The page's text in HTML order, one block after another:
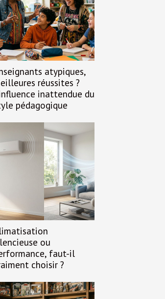
atypiques,
réussites ?
inattendue du
pédagogique
ou
faut-il
choisir ?